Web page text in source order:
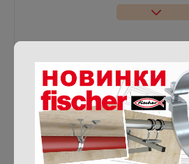
Размер
Упаковка
Материал
Цена, руб.